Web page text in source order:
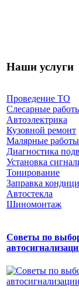
Наши услуги
Проведение ТО
Слесарные
Автоэлектрика
Кузовной ремонт
Малярные работы
Диагностика
Установка
Тонирование
Заправка
Автостекла
Шиномонтаж
Советы по